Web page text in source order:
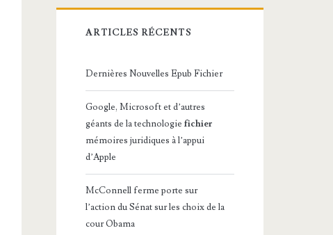
ARTICLES RÉCENTS
Dernières Nouvelles Epub Fichier
Google, Microsoft et d’autres
géants de la technologiefichier
mémoires juridiques à l’appui
d’Apple
McConnell ferme porte sur
l’action du Sénat sur les choix de la
cour Obama